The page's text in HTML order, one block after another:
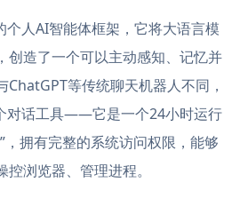
人AI智能体框架，它将大语言模
创造了一个可以主动感知、记忆并
等传统聊天机器人不同，
对话工具——它是一个24小时运行
，拥有完整的系统访问权限，能够
浏览器、管理进程。